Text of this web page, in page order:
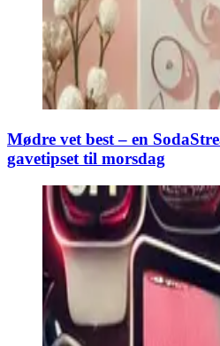
Mødre vet best – en
gavetipset til morsdag